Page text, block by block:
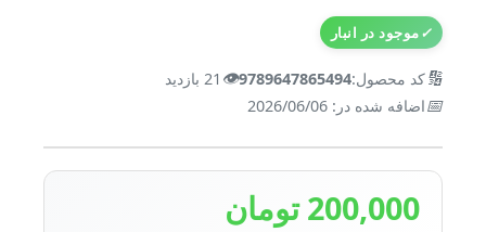
✓موجود در انبار
🔢کد محصول:9789647865494
👁️ 21 بازدید
📅اضافه شده در: 2026/06/06
200,000 تومان